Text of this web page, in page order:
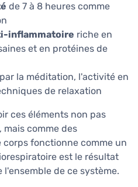
de 7 à 8 heures comme
inflammatoire riche en
et en protéines de
par la méditation, l'activité en
de relaxation
ces éléments non pas
mais comme des
fonctionne comme un
est le résultat
de ce système.